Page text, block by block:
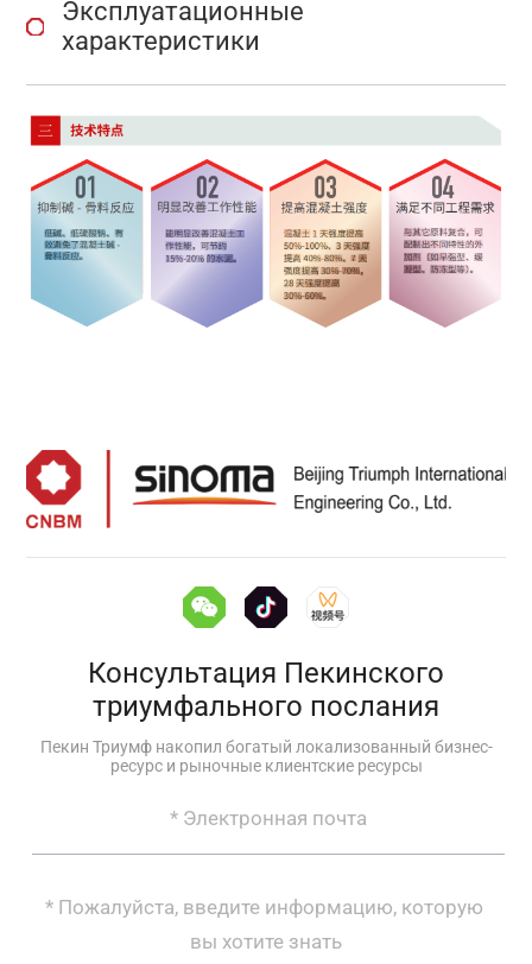
Эксплуатационные
характеристики
Консультация Пекинского
триумфального послания
Пекин Триумф накопил богатый локализованный бизнес-
ресурс и рыночные клиентские ресурсы